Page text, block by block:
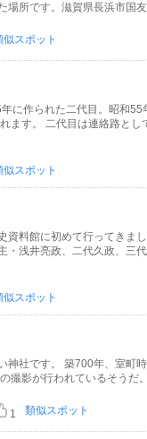
所です。滋賀県長浜市国友
似スポット
に作られた二代目。昭和55
ます。 二代目は連絡路とし
似スポット
資料館に初めて行ってきま
・浅井亮政、二代久政、三
似スポット
神社です。 築700年、室町
撮影が行われているそうだ。
1 類似スポット